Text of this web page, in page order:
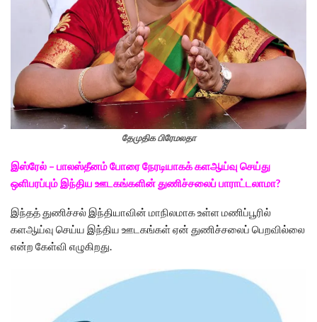
தேமுதிக பிரேமலதா
இஸ்ரேல் – பாலஸ்தீனம் போரை நேரடியாகக் களஆய்வு செய்து
ஒளிபரப்பும் இந்திய ஊடகங்களின் துணிச்சலைப் பாராட்டலாமா?
இந்தத் துணிச்சல் இந்தியாவின் மாநிலமாக உள்ள மணிப்பூரில்
களஆய்வு செய்ய இந்திய ஊடகங்கள் ஏன் துணிச்சலைப் பெறவில்லை
என்ற கேள்வி எழுகிறது.